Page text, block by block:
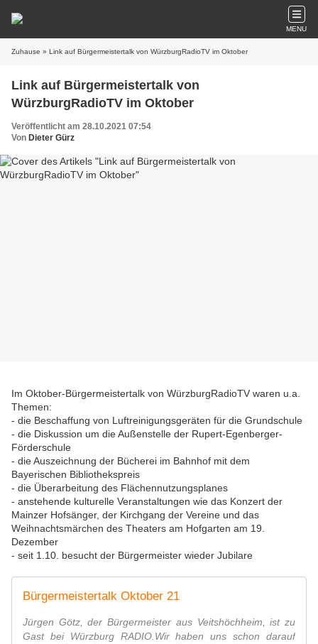
MENU
Zuhause » Link auf Bürgermeistertalk von WürzburgRadioTV im Oktober
Link auf Bürgermeistertalk von
WürzburgRadioTV im Oktober
Veröffentlicht am 28.10.2021 07:54
Von Dieter Gürz
Im Oktober-Bürgermeistertalk von WürzburgRadioTV waren u.a.
Themen:
- die Beschaffung von Luftreinigungsgeräten für die Grundschule
- die Diskussion um die Außenstelle der Rupert-Egenberger-
Förderschule
- die Auszeichnung der Bücherei im Bahnhof mit dem
Bayerischen Bibliothekspreis
- die Überarbeitung des Flächennutzungsplanes
- anstehende kulturelle Veranstaltungen wie das Konzert der
Mainzer Hofsänger, der Kirchgang der Vereine und das
Weihnachtsmärchen des Theaters am Hofgarten am 19.
Dezember
- seit 1.10. besucht der Bürgermeister wieder Jubilare
Bürgermeistertalk Oktober 21
Jürgen Götz, der Bürgermeister aus Veitshöchheim, ist zu
Gast bei Würzburg RADIO.Wir haben uns schon darauf